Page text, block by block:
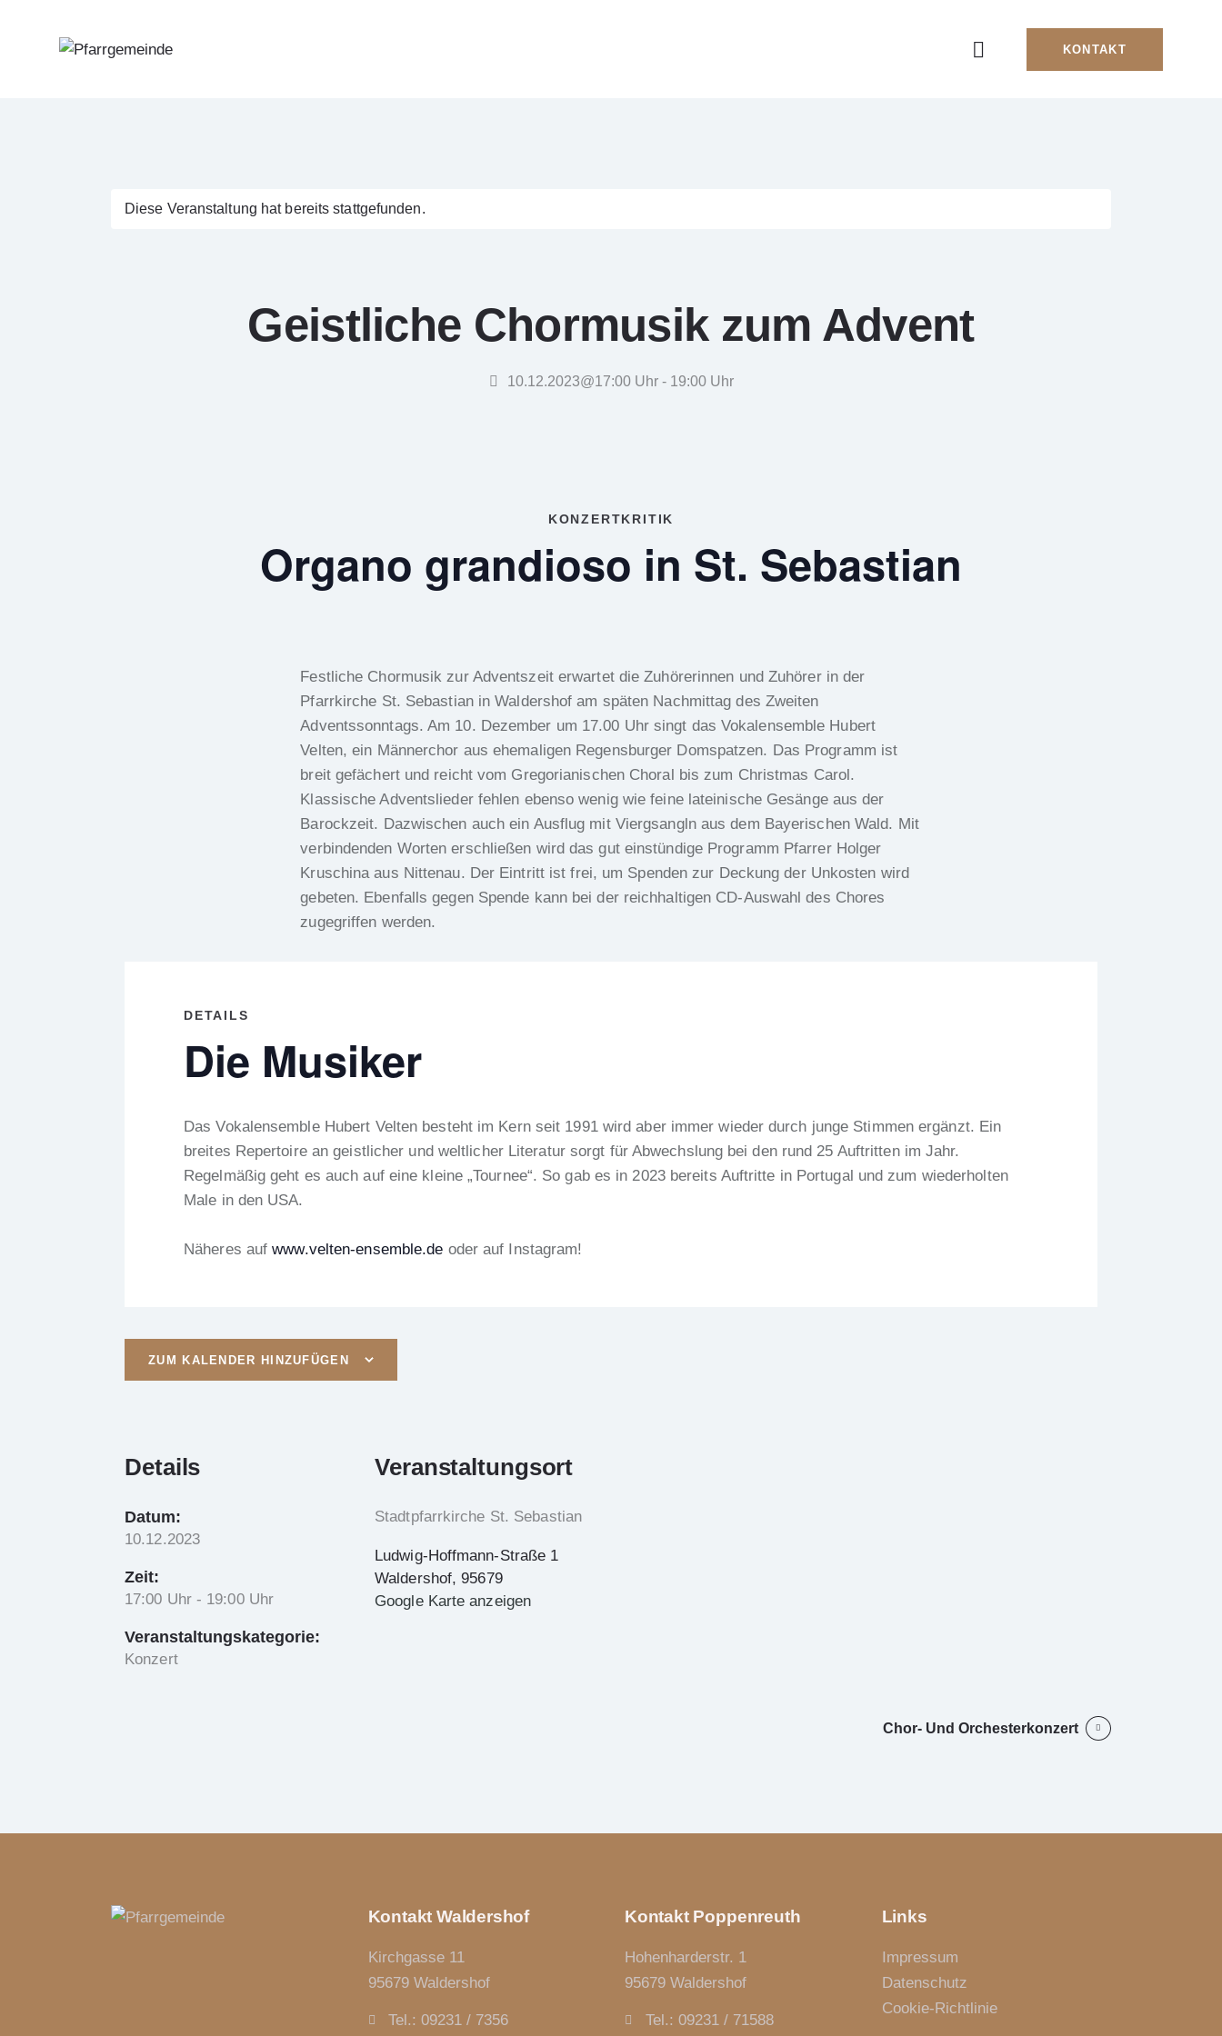
KONTAKT
Diese Veranstaltung hat bereits stattgefunden.
Geistliche Chormusik zum Advent
10.12.2023@17:00 Uhr- 19:00 Uhr
KONZERTKRITIK
Organo grandioso in St. Sebastian
Festliche Chormusik zur Adventszeit erwartet die Zuhörerinnen und Zuhörer in der
Pfarrkirche St. Sebastian in Waldershof am späten Nachmittag des Zweiten
Adventssonntags. Am 10. Dezember um 17.00 Uhr singt das Vokalensemble Hubert
Velten, ein Männerchor aus ehemaligen Regensburger Domspatzen. Das Programm ist
breit gefächert und reicht vom Gregorianischen Choral bis zum Christmas Carol.
Klassische Adventslieder fehlen ebenso wenig wie feine lateinische Gesänge aus der
Barockzeit. Dazwischen auch ein Ausflug mit Viergsangln aus dem Bayerischen Wald. Mit
verbindenden Worten erschließen wird das gut einstündige Programm Pfarrer Holger
Kruschina aus Nittenau. Der Eintritt ist frei, um Spenden zur Deckung der Unkosten wird
gebeten. Ebenfalls gegen Spende kann bei der reichhaltigen CD-Auswahl des Chores
zugegriffen werden.
DETAILS
Die Musiker
Das Vokalensemble Hubert Velten besteht im Kern seit 1991 wird aber immer wieder durch junge Stimmen ergänzt. Ein
breites Repertoire an geistlicher und weltlicher Literatur sorgt für Abwechslung bei den rund 25 Auftritten im Jahr.
Regelmäßig geht es auch auf eine kleine „Tournee“. So gab es in 2023 bereits Auftritte in Portugal und zum wiederholten
Male in den USA.
Näheres aufwww.velten-ensemble.de oder auf Instagram!
ZUM KALENDER HINZUFÜGEN
Details
Datum:
10.12.2023
Zeit:
17:00 Uhr - 19:00 Uhr
Veranstaltungskategorie:
Konzert
Veranstaltungsort
Stadtpfarrkirche St. Sebastian
Ludwig-Hoffmann-Straße 1
Waldershof, 95679
Google Karte anzeigen
Chor- Und Orchesterkonzert
Kontakt Waldershof
Kirchgasse 11
95679 Waldershof
Tel.: 09231 / 7356
Kontakt Poppenreuth
Hohenharderstr. 1
95679 Waldershof
Tel.: 09231 / 71588
Links
Impressum
Datenschutz
Cookie-Richtlinie